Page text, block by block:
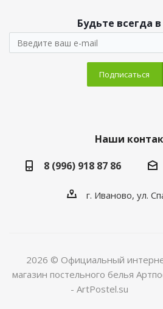
Будьте всегда в
Подписаться
Наши
8 (996) 918 87 86
г. Иваново, ул.
2026 © Официальный
магазин постельного белья
- ArtPostel.su